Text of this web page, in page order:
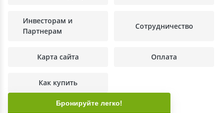
Инвесторам и
Партнерам
Сотрудничество
Карта сайта Оплата
Как купить
Бронируйте легко!